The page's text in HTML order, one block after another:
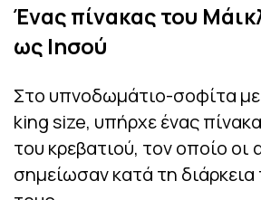
Ένας πίνακας του
ως Ιησού
Στο υπνοδωμάτιο-σοφίτα με
king size, υπήρχε ένας
του κρεβατιού, τον οποίο οι
σημείωσαν κατά τη